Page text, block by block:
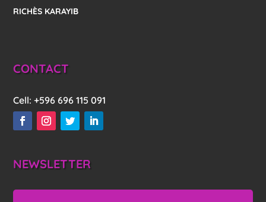
RICHÈS KARAYIB
CONTACT
Cell:+596 696 115 091
NEWSLETTER